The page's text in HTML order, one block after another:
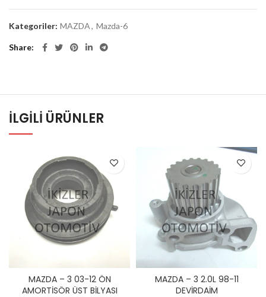
Kategoriler: MAZDA, Mazda-6
Share
İLGILI ÜRÜNLER
MAZDA – 3 03-12 ÖN
AMORTİSÖR ÜST BİLYASI
MAZDA – 3 2.0L 98-11
DEVİRDAİM